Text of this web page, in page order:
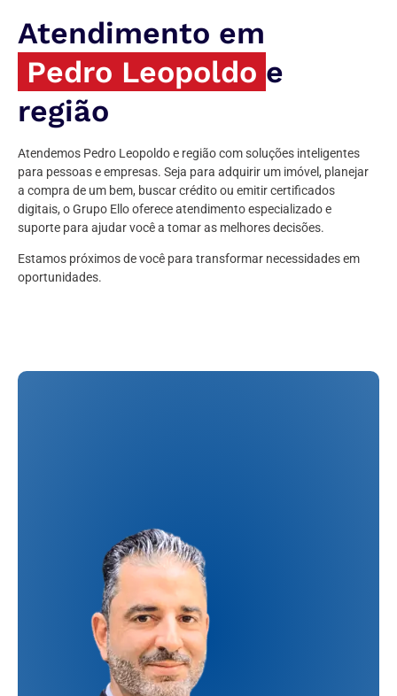
Atendimento em
Pedro Leopoldo e
região
Atendemos Pedro Leopoldo e região com soluções inteligentes
para pessoas e empresas. Seja para adquirir um imóvel, planejar
a compra de um bem, buscar crédito ou emitir certificados
digitais, o Grupo Ello oferece atendimento especializado e
suporte para ajudar você a tomar as melhores decisões.
Estamos próximos de você para transformar necessidades em
oportunidades.